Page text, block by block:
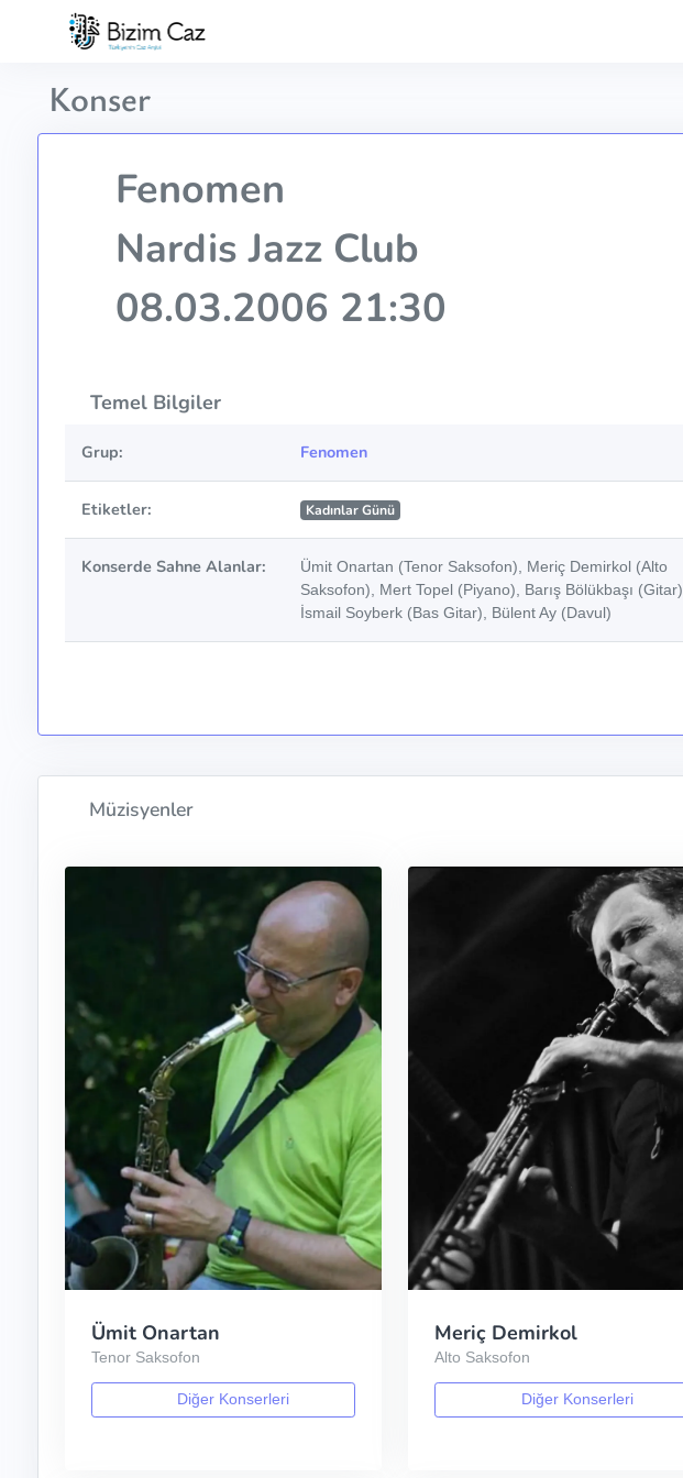
Konser
Fenomen
Nardis Jazz Club
08.03.2006 21:30
Temel Bilgiler
Grup: Fenomen
Etiketler: Kadınlar Günü
Konserde Sahne Alanlar:
Ümit Onartan (Tenor Saksofon), Meriç Demirkol (Alto
Saksofon), Mert Topel (Piyano), Barış Bölükbaşı (Gitar),
İsmail Soyberk (Bas Gitar), Bülent Ay (Davul)
Müzisyenler
Ümit Onartan
Tenor Saksofon
Diğer Konserleri
Meriç Demirkol
Alto Saksofon
Diğer Konserleri